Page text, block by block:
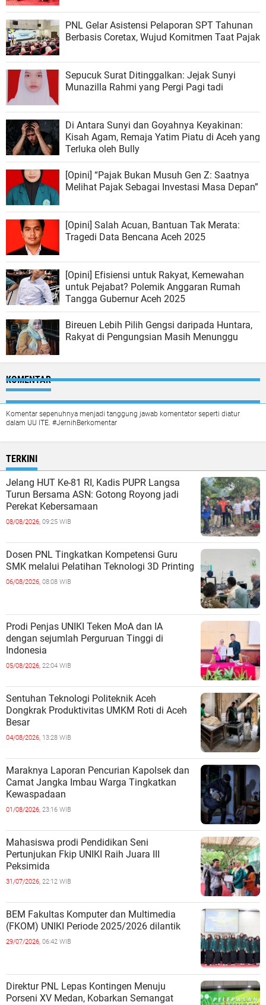
PNL Gelar Asistensi Pelaporan SPT Tahunan
Berbasis Coretax, Wujud Komitmen Taat Pajak
Sepucuk Surat Ditinggalkan: Jejak Sunyi
Munazilla Rahmi yang Pergi Pagi tadi
Di Antara Sunyi dan Goyahnya Keyakinan:
Kisah Agam, Remaja Yatim Piatu di Aceh yang
Terluka oleh Bully
[Opini] “Pajak Bukan Musuh Gen Z: Saatnya
Melihat Pajak Sebagai Investasi Masa Depan”
[Opini] Salah Acuan, Bantuan Tak Merata:
Tragedi Data Bencana Aceh 2025
[Opini] Efisiensi untuk Rakyat, Kemewahan
untuk Pejabat? Polemik Anggaran Rumah
Tangga Gubernur Aceh 2025
Bireuen Lebih Pilih Gengsi daripada Huntara,
Rakyat di Pengungsian Masih Menunggu
KOMENTAR
Komentar sepenuhnya menjadi tanggung jawab komentator seperti diatur
dalam UU ITE. #JernihBerkomentar
TERKINI
Jelang HUT Ke-81 RI, Kadis PUPR Langsa
Turun Bersama ASN: Gotong Royong jadi
Perekat Kebersamaan
08/08/2026, 09:25 WIB
Dosen PNL Tingkatkan Kompetensi Guru
SMK melalui Pelatihan Teknologi 3D Printing
06/08/2026, 08:08 WIB
Prodi Penjas UNIKI Teken MoA dan IA
dengan sejumlah Perguruan Tinggi di
Indonesia
05/08/2026, 22:04 WIB
Sentuhan Teknologi Politeknik Aceh
Dongkrak Produktivitas UMKM Roti di Aceh
Besar
04/08/2026, 13:28 WIB
Maraknya Laporan Pencurian Kapolsek dan
Camat Jangka Imbau Warga Tingkatkan
Kewaspadaan
01/08/2026, 23:16 WIB
Mahasiswa prodi Pendidikan Seni
Pertunjukan Fkip UNIKI Raih Juara III
Peksimida
31/07/2026, 22:12 WIB
BEM Fakultas Komputer dan Multimedia
(FKOM) UNIKI Periode 2025/2026 dilantik
29/07/2026, 06:42 WIB
Direktur PNL Lepas Kontingen Menuju
Porseni XV Medan, Kobarkan Semangat